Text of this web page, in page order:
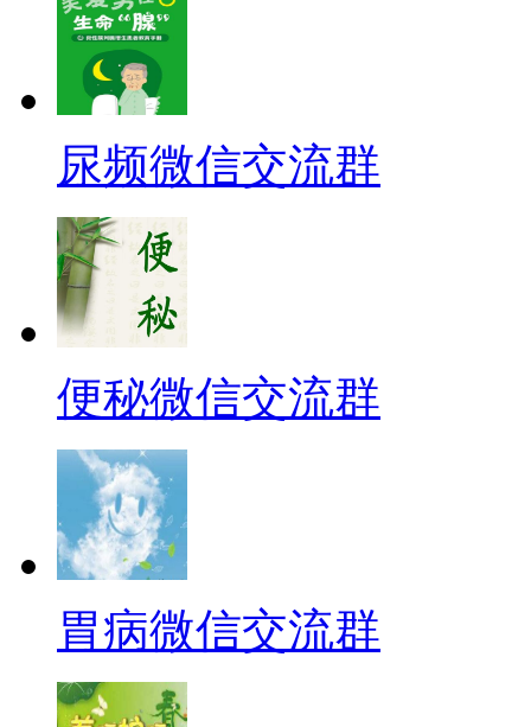
尿频微信交流群
便秘微信交流群
胃病微信交流群